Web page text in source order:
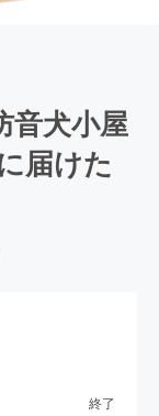
音犬小屋
届けた
終了